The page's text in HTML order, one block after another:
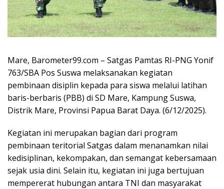
Mare, Barometer99.com – Satgas Pamtas RI-PNG Yonif
763/SBA Pos Suswa melaksanakan kegiatan
pembinaan disiplin kepada para siswa melalui latihan
baris-berbaris (PBB) di SD Mare, Kampung Suswa,
Distrik Mare, Provinsi Papua Barat Daya. (6/12/2025).
Kegiatan ini merupakan bagian dari program
pembinaan teritorial Satgas dalam menanamkan nilai
kedisiplinan, kekompakan, dan semangat kebersamaan
sejak usia dini. Selain itu, kegiatan ini juga bertujuan
mempererat hubungan antara TNI dan masyarakat